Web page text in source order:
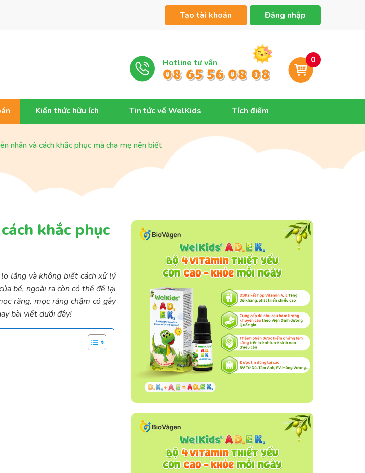
Tạo tài khoản Đăng nhập
0
Hotline tư vấn
08 65 56 08 08
Kiến thức hữu ích Tin tức về WelKids Tích điểm
nhân và cách khắc phục mà cha mẹ nên biết
khắc phục
lắng và không biết cách xử lý
bé, ngoài ra còn có thể để lại
răng, mọc răng chậm có gây
bài viết dưới đây!